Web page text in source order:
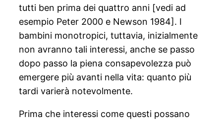
tutti ben prima dei quattro anni [vedi ad
esempio Peter 2000 e Newson 1984]. I
bambini monotropici, tuttavia, inizialmente
non avranno tali interessi, anche se passo
dopo passo la piena consapevolezza può
emergere più avanti nella vita: quanto più
tardi varierà notevolmente.
Prima che interessi come questi possano